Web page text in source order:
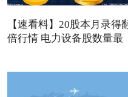
【速看料】20股本月录得
倍行情 电力设备股数量最